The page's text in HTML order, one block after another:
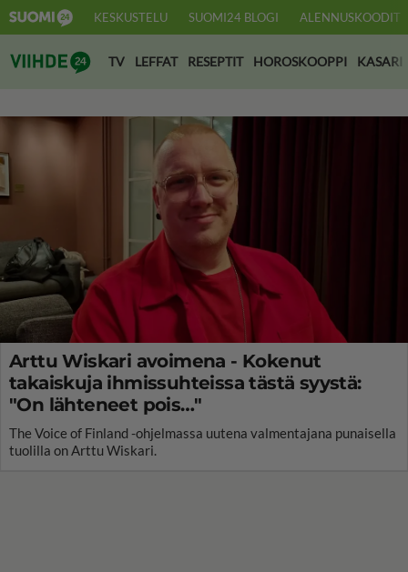
KESKUSTELU SUOMI24 BLOGI ALENNUSKOODIT
Suomi24 Viihde
TV LEFFAT RESEPTIT HOROSKOOPPI KASARI
Arttu Wiskari avoimena - Kokenut
takaiskuja ihmissuhteissa tästä syystä:
"On lähteneet pois…"
The Voice of Finland -ohjelmassa uutena valmentajana punaisella
tuolilla on Arttu Wiskari.